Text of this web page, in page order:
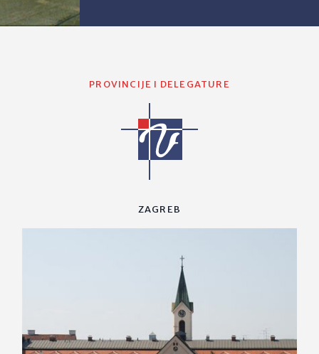
PROVINCIJE I DELEGATURE
ZAGREB